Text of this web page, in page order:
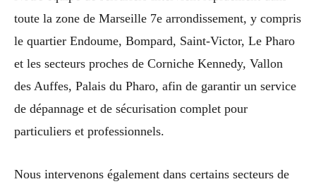
toute la zone de Marseille 7e arrondissement, y compris
le quartier Endoume, Bompard, Saint-Victor, Le Pharo
et les secteurs proches de Corniche Kennedy, Vallon
des Auffes, Palais du Pharo, afin de garantir un service
de dépannage et de sécurisation complet pour
particuliers et professionnels.
Nous intervenons également dans certains secteurs de